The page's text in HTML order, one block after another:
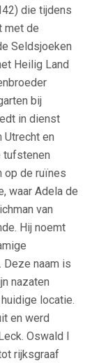
die tijdens
met de
Seldsjoeken
Heilig Land
bij
in dienst
Utrecht en
tufstenen
op de ruïnes
waar Adela de
van
Hij noemt
Deze naam is
nazaten
locatie.
en werd
Oswald I
rijksgraaf